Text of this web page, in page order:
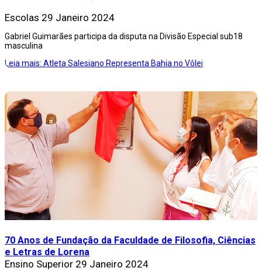
Escolas 29 Janeiro 2024
Gabriel Guimarães participa da disputa na Divisão Especial sub18
masculina
Leia mais: Atleta Salesiano Representa Bahia no Vôlei
70 Anos de Fundação da Faculdade de Filosofia, Ciências
e Letras de Lorena
Ensino Superior 29 Janeiro 2024